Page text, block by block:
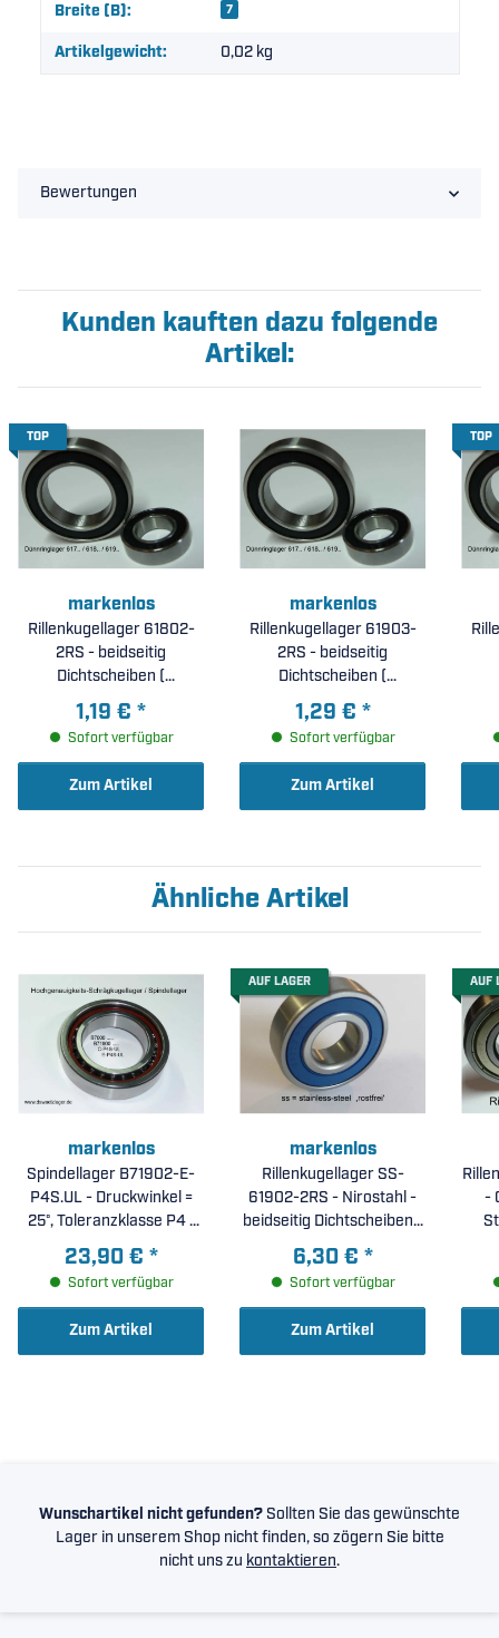
Breite (B): 7
Artikelgewicht: 0,02 kg
Bewertungen
Kunden kauften dazu folgende
Artikel:
TOP
markenlos
Rillenkugellager 61802-
2RS - beidseitig
Dichtscheiben (
15x24x5mm )
1,19 € *
Sofort verfügbar
Zum Artikel
markenlos
Rillenkugellager 61903-
2RS - beidseitig
Dichtscheiben (
17x30x7mm )
1,29 € *
Sofort verfügbar
Zum Artikel
TOP
Ähnliche Artikel
markenlos
Spindellager B71902-E-
P4S.UL - Druckwinkel =
25°, Toleranzklasse P4 (
15x28x7mm )
23,90 € *
Sofort verfügbar
Zum Artikel
AUF LAGER
markenlos
Rillenkugellager SS-
61902-2RS - Nirostahl -
beidseitig Dichtscheiben (
15x28x7mm )
6,30 € *
Sofort verfügbar
Zum Artikel
AUF
-
Wunschartikel nicht gefunden? Sollten Sie das gewünschte
Lager in unserem Shop nicht finden, so zögern Sie bitte
nicht uns zu kontaktieren.